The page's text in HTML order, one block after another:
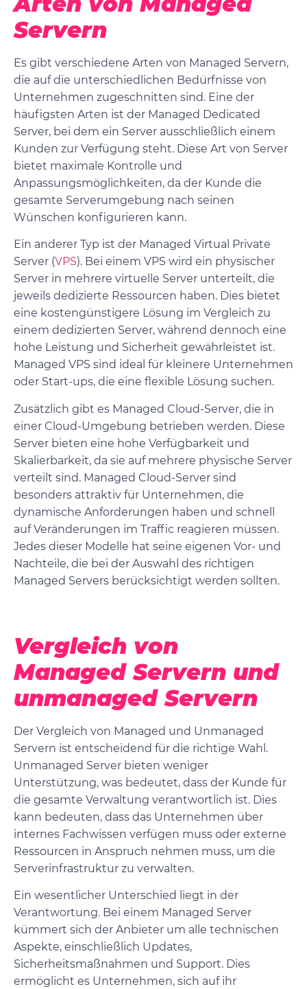
Servern
Es gibt verschiedene Arten von Managed Servern,
die auf die unterschiedlichen Bedürfnisse von
Unternehmen zugeschnitten sind. Eine der
häufigsten Arten ist der Managed Dedicated
Server, bei dem ein Server ausschließlich einem
Kunden zur Verfügung steht. Diese Art von Server
bietet maximale Kontrolle und
Anpassungsmöglichkeiten, da der Kunde die
gesamte Serverumgebung nach seinen
Wünschen konfigurieren kann.
Ein anderer Typ ist der Managed Virtual Private
Server (VPS). Bei einem VPS wird ein physischer
Server in mehrere virtuelle Server unterteilt, die
jeweils dedizierte Ressourcen haben. Dies bietet
eine kostengünstigere Lösung im Vergleich zu
einem dedizierten Server, während dennoch eine
hohe Leistung und Sicherheit gewährleistet ist.
Managed VPS sind ideal für kleinere Unternehmen
oder Start-ups, die eine flexible Lösung suchen.
Zusätzlich gibt es Managed Cloud-Server, die in
einer Cloud-Umgebung betrieben werden. Diese
Server bieten eine hohe Verfügbarkeit und
Skalierbarkeit, da sie auf mehrere physische Server
verteilt sind. Managed Cloud-Server sind
besonders attraktiv für Unternehmen, die
dynamische Anforderungen haben und schnell
auf Veränderungen im Traffic reagieren müssen.
Jedes dieser Modelle hat seine eigenen Vor- und
Nachteile, die bei der Auswahl des richtigen
Managed Servers berücksichtigt werden sollten.
Vergleich von
Managed Servern und
unmanaged Servern
Der Vergleich von Managed und Unmanaged
Servern ist entscheidend für die richtige Wahl.
Unmanaged Server bieten weniger
Unterstützung, was bedeutet, dass der Kunde für
die gesamte Verwaltung verantwortlich ist. Dies
kann bedeuten, dass das Unternehmen über
internes Fachwissen verfügen muss oder externe
Ressourcen in Anspruch nehmen muss, um die
Serverinfrastruktur zu verwalten.
Ein wesentlicher Unterschied liegt in der
Verantwortung. Bei einem Managed Server
kümmert sich der Anbieter um alle technischen
Aspekte, einschließlich Updates,
Sicherheitsmaßnahmen und Support. Dies
ermöglicht es Unternehmen, sich auf ihr